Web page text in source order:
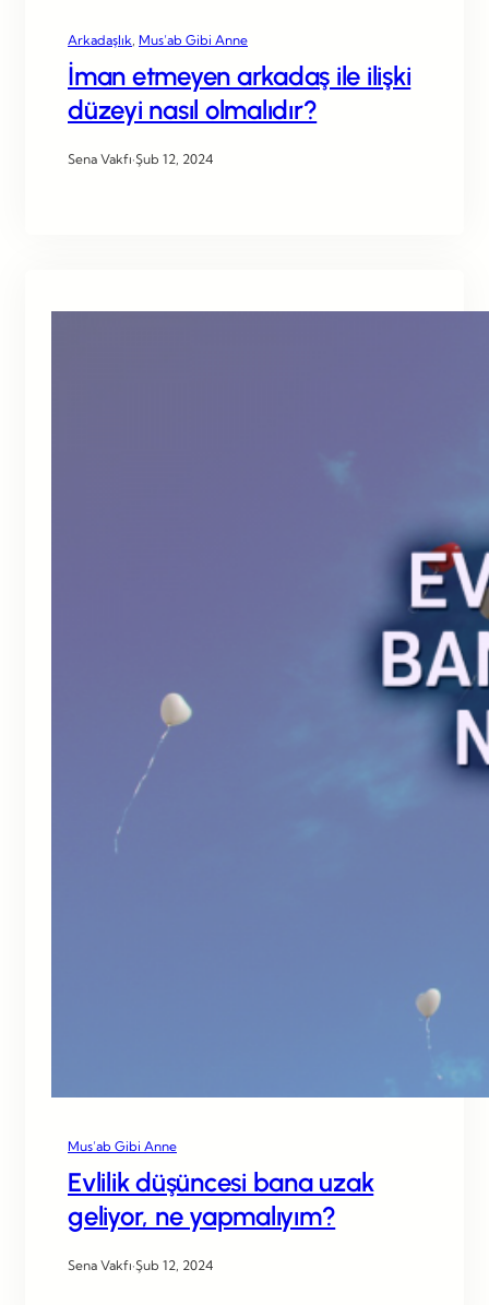
Arkadaşlık Mus’ab Gibi Anne
İman etmeyen arkadaş ile ilişki
düzeyi nasıl olmalıdır?
Sena Vakfı·Şub 12, 2024
Mus’ab Gibi Anne
Evlilik düşüncesi bana uzak
geliyor, ne yapmalıyım?
Sena Vakfı·Şub 12, 2024